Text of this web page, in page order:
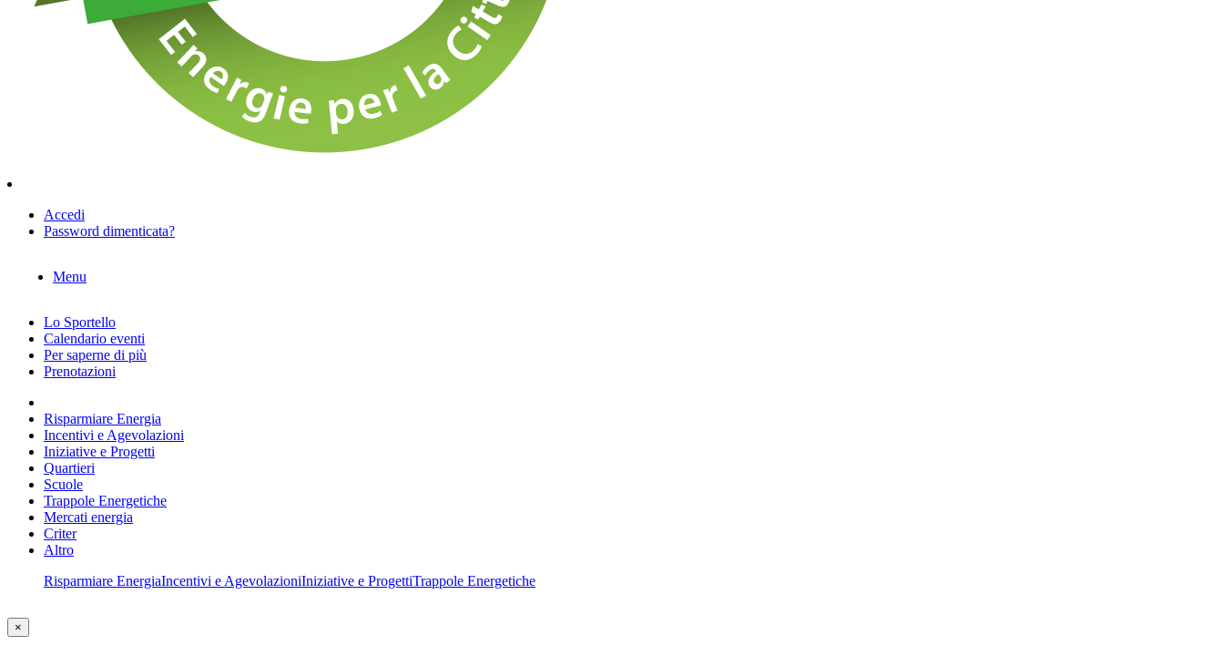
Accedi
Password dimenticata?
Menu
Lo Sportello
Calendario eventi
Per saperne di più
Prenotazioni
Risparmiare Energia
Incentivi e Agevolazioni
Iniziative e Progetti
Quartieri
Scuole
Trappole Energetiche
Mercati energia
Criter
Altro
Risparmiare EnergiaIncentivi e AgevolazioniIniziative e ProgettiTrappole Energetiche
×